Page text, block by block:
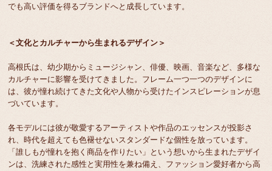
でも高い評価を得るブランドへと成長しています。
＜文化とカルチャーから生まれるデザイン＞
高根氏は、幼少期からミュージシャン、俳優、映画、音楽など、多様な
カルチャーに影響を受けてきました。フレーム一つ一つのデザインに
は、彼が憧れ続けてきた文化や人物から受けたインスピレーションが息
づいています。
各モデルには彼が敬愛するアーティストや作品のエッセンスが投影さ
れ、時代を超えても色褪せないスタンダードな個性を放っています。
「誰しもが憧れを抱く商品を作りたい」という想いから生まれたデザイ
ンは、洗練された感性と実用性を兼ね備え、ファッション愛好者から高